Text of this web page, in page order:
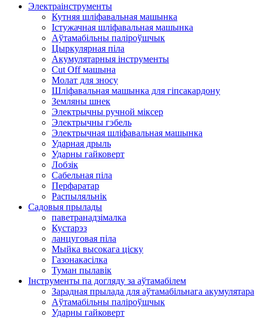
Электраінструменты
Кутняя шліфавальная машынка
Істужачная шліфавальная машынка
Аўтамабільны паліроўшчык
Цыркулярная піла
Акумулятарныя інструменты
Cut Off машына
Молат для зносу
Шліфавальная машынка для гіпсакардону
Земляны шнек
Электрычны ручной міксер
Электрычны гэбель
Электрычная шліфавальная машынка
Ударная дрыль
Ударны гайковерт
Лобзік
Сабельная піла
Перфаратар
Распыляльнік
Садовыя прылады
паветранадзімалка
Кустарэз
ланцуговая піла
Мыйка высокага ціску
Газонакасілка
Туман пылавік
Інструменты па догляду за аўтамабілем
Зарадная прылада для аўтамабільнага акумулятара
Аўтамабільны паліроўшчык
Ударны гайковерт